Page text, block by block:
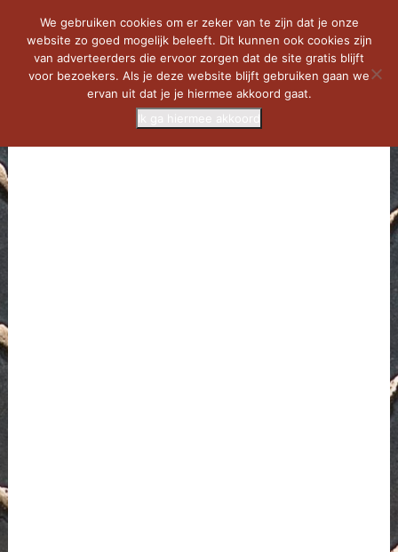
We gebruiken cookies om er zeker van te zijn dat je onze
website zo goed mogelijk beleeft. Dit kunnen ook cookies zijn
van adverteerders die ervoor zorgen dat de site gratis blijft
voor bezoekers. Als je deze website blijft gebruiken gaan we
ervan uit dat je je hiermee akkoord gaat.
Ik ga hiermee akkoord